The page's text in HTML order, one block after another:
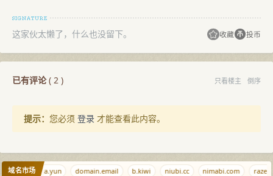
这家伙太懒了，什么也没留下。 收藏 投币
已有评论( 2 ) 只看楼主 倒序
提示： 您必须 登录 才能查看此内容。
域名市场meta.yun domain.email b.kiwi niubi.cc nimabi.com